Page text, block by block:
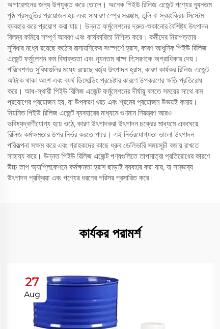
অপারেশনের জন্য উপযুক্ত করে তোলে। অনেক পিইউ রিলিজ এজেন্ট পণ্যের ন্যূনতম
পৃষ্ঠ প্রস্তুতির প্রয়োজন হয় এবং সাধারণ স্প্রে সরঞ্জাম, তুলি বা স্বয়ংক্রিয় সিস্টেম
ব্যবহার করে প্রয়োগ করা যায়। উন্নত ফর্মুলেশনের দ্রুত-শুকানোর বৈশিষ্ট্য উৎপাদন
বিলম্ব কমিয়ে সম্পূর্ণ আবরণ এবং কার্যকারিতা নিশ্চিত করে। কর্মীদের নিরাপত্তার
সুবিধার মধ্যে রয়েছে কঠোর রাসায়নিকের সংস্পর্শে হ্রাস, কারণ আধুনিক পিইউ রিলিজ
এজেন্ট ফর্মুলেশন কম বিষাক্ততা এবং ন্যূনতম বাষ্প নি:সরণকে অগ্রাধিকার দেয়।
পরিবেশগত সুবিধাগুলির মধ্যে রয়েছে বর্জ্য উৎপাদন হ্রাস, কারণ কার্যকর রিলিজ এজেন্ট
আটকে থাকা অংশ এবং ব্যর্থ ডিমোল্ডিং প্রচেষ্টার কারণে উপকরণের ক্ষতি প্রতিরোধ
করে। আধ-স্থায়ী পিইউ রিলিজ এজেন্ট ফর্মুলেশনের দীর্ঘায়ু বলতে সময়ের সাথে কম
প্রয়োগের প্রয়োজন হয়, যা উপকরণ খরচ এবং শ্রমের প্রয়োজন উভয়ই কমায়।
নিয়মিত পিইউ রিলিজ এজেন্ট ব্যবহারের মাধ্যমে গুণমান নিয়ন্ত্রণ আরও
ভবিষ্যদ্বাণীযোগ্য হয়ে ওঠে, কারণ উৎপাদকরা উৎপাদন চক্রের মাধ্যমে একঘেয়ে
রিলিজ কর্মক্ষমতার উপর নির্ভর করতে পারে। এই নির্ভরযোগ্যতা ভালো উৎপাদন
পরিকল্পনা সক্ষম করে এবং গ্রাহকদের কাছে ধ্রুব ডেলিভারি সময়সূচী বজায় রাখতে
সাহায্য করে। উন্নত পিইউ রিলিজ এজেন্ট পণ্যগুলিতে তাপমাত্রা প্রতিরোধের কারণে
উচ্চ তাপ অ্যাপ্লিকেশনে কর্মক্ষমতা হ্রাস ছাড়াই ব্যবহার করা যায়, যা সম্ভাব্য
উৎপাদন প্রক্রিয়া এবং পণ্যের ধরনের পরিসর প্রসারিত করে।
কার্যকর পরামর্শ
27
Aug